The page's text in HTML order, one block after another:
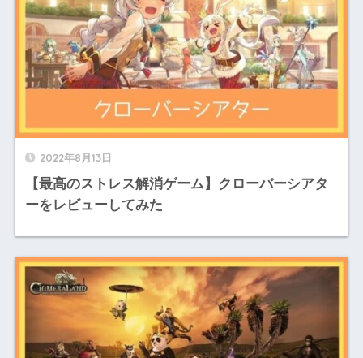
2022年8月13日
【最高のストレス解消ゲーム】クローバーシアタ
ーをレビューしてみた